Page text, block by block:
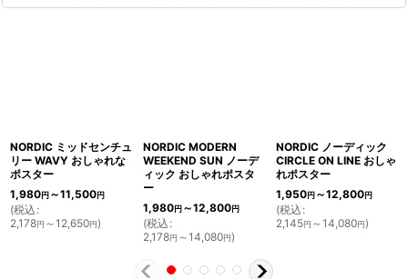
NORDIC ミッドセンチュ
リー WAVY おしゃれな
ポスター
1,980円～11,500円
(税込 :
2,178円 ～12,650円)
NORDIC MODERN
WEEKEND SUN ノーデ
ィック おしゃれポスタ
ー
1,980円～12,800円
(税込 :
2,178円 ～14,080円)
NORDIC ノーディック
CIRCLE ON LINE おしゃ
れポスター
1,950円～12,800円
(税込 :
2,145円 ～14,080円)